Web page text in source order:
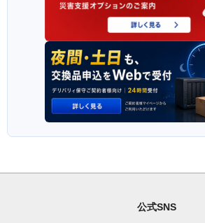
公式SNS